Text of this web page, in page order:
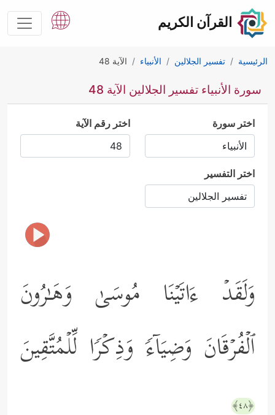
القرآن الكريم
الرئيسية تفسير الجلالين الأنبياء الآية 48
سورة الأنبياء تفسير الجلالين الآية 48
اختر سورة اختر رقم الآية
اختر التفسير
وَلَقَدۡ ءَاتَیۡنَا مُوسَىٰ وَهَـٰرُونَ
ٱلۡفُرۡقَانَ وَضِیَاۤءࣰ وَذِكۡرࣰا لِّلۡمُتَّقِینَ
﴿٤٨﴾